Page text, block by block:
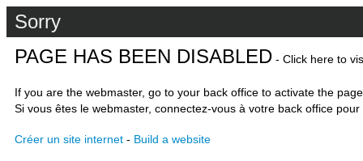
Sorry
PAGE HAS BEEN DISABLED - Click here to
If you are the webmaster, go to your back office to activate the
Si vous êtes le webmaster, connectez-vous à votre back office
Créer un site internet - Build a website